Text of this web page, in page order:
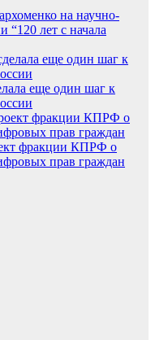
на научно-
“120 лет с начала
еще один шаг к
фракции КПРФ о
прав граждан